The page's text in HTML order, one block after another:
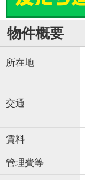
物件概要
所在地
交通
賃料
管理費等